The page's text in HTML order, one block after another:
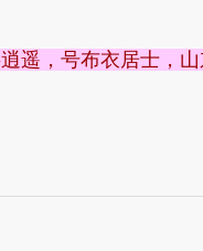
遥，号布衣居士，